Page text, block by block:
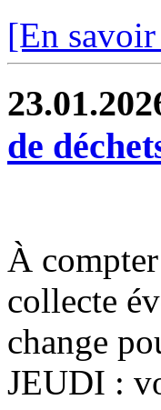
[En
de
À
collecte
change
JEUDI :